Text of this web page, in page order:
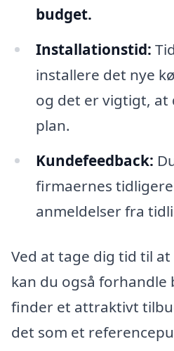
budget.
Installationstid:
installere det nye
og det er vigtigt, at
plan.
Kundefeedback:
firmaernes
anmeldelser fra
Ved at tage dig tid til
kan du også forhandle
finder et attraktivt
det som et